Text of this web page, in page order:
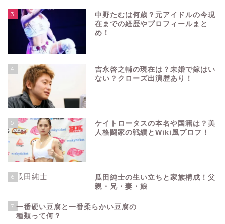
3
中野たむは何歳？元アイドルの今現
在までの経歴やプロフィールまと
め！
4
吉永啓之輔の現在は？未婚で嫁はい
ない？クローズ出演歴あり！
5
ケイトロータスの本名や国籍は？美
人格闘家の戦績とWiki風プロフ！
6
瓜田純士の生い立ちと家族構成！父
親・兄・妻・娘
7 一番硬い豆腐と一番柔らかい豆腐の
種類って何？